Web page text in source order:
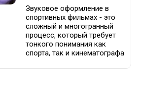
Звуковое оформление в
спортивных фильмах - это
сложный и многогранный
процесс, который требует
тонкого понимания как
спорта, так и кинематографа